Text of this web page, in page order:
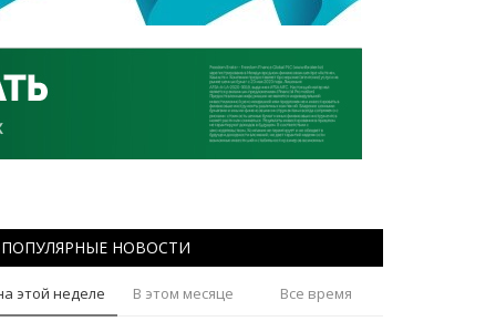
ПОПУЛЯРНЫЕ НОВОСТИ
этой неделе В этом месяце Все время